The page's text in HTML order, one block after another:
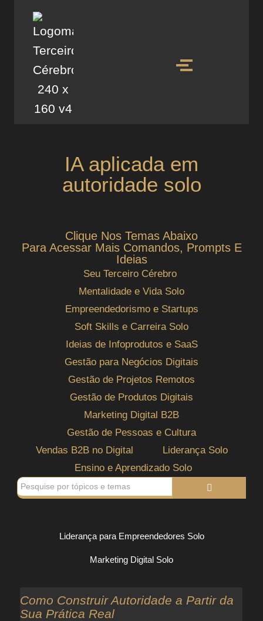
IA aplicada em
autoridade solo
Clique Nos Temas Abaixo
Para Acessar Mais Comandos, Prompts E
Ideias
Seu Terceiro Cérebro
Mentalidade e Vida Solo
Empreendedorismo e Startups
Soft Skills e Carreira Solo
Ideias de Infoprodutos e SaaS
Gestão para Negócios Digitais
Gestão de Projetos Remotos
Gestão de Produtos Digitais
Marketing Digital B2B
Gestão de Pessoas e Cultura
Vendas B2B no Digital
Liderança Solo
Ensino e Aprendizado Solo
Liderança para Empreendedores Solo
Marketing Digital Solo
Como Construir Autoridade a Partir da
Sua Prática Real